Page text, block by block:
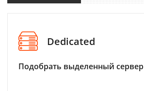
Dedicated
Подобрать выделенный сервер